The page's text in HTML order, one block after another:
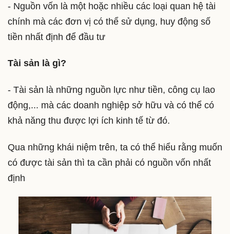
- Nguồn vốn là một hoặc nhiều các loại quan hệ tài
chính mà các đơn vị có thể sử dụng, huy động số
tiền nhất định để đầu tư
Tài sản là gì?
- Tài sản là những nguồn lực như tiền, công cụ lao
động,... mà các doanh nghiệp sở hữu và có thể có
khả năng thu được lợi ích kinh tế từ đó.
Qua những khái niệm trên, ta có thể hiểu rằng muốn
có được tài sản thì ta cần phải có nguồn vốn nhất
định